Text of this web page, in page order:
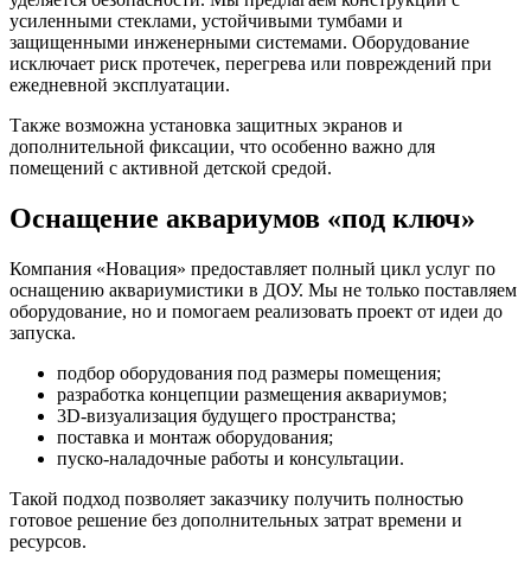
усиленными стеклами, устойчивыми тумбами и
защищенными инженерными системами. Оборудование
исключает риск протечек, перегрева или повреждений при
ежедневной эксплуатации.
Также возможна установка защитных экранов и
дополнительной фиксации, что особенно важно для
помещений с активной детской средой.
Оснащение аквариумов «под ключ»
Компания «Новация» предоставляет полный цикл услуг по
оснащению аквариумистики в ДОУ. Мы не только поставляем
оборудование, но и помогаем реализовать проект от идеи до
запуска.
подбор оборудования под размеры помещения;
разработка концепции размещения аквариумов;
3D-визуализация будущего пространства;
поставка и монтаж оборудования;
пуско-наладочные работы и консультации.
Такой подход позволяет заказчику получить полностью
готовое решение без дополнительных затрат времени и
ресурсов.